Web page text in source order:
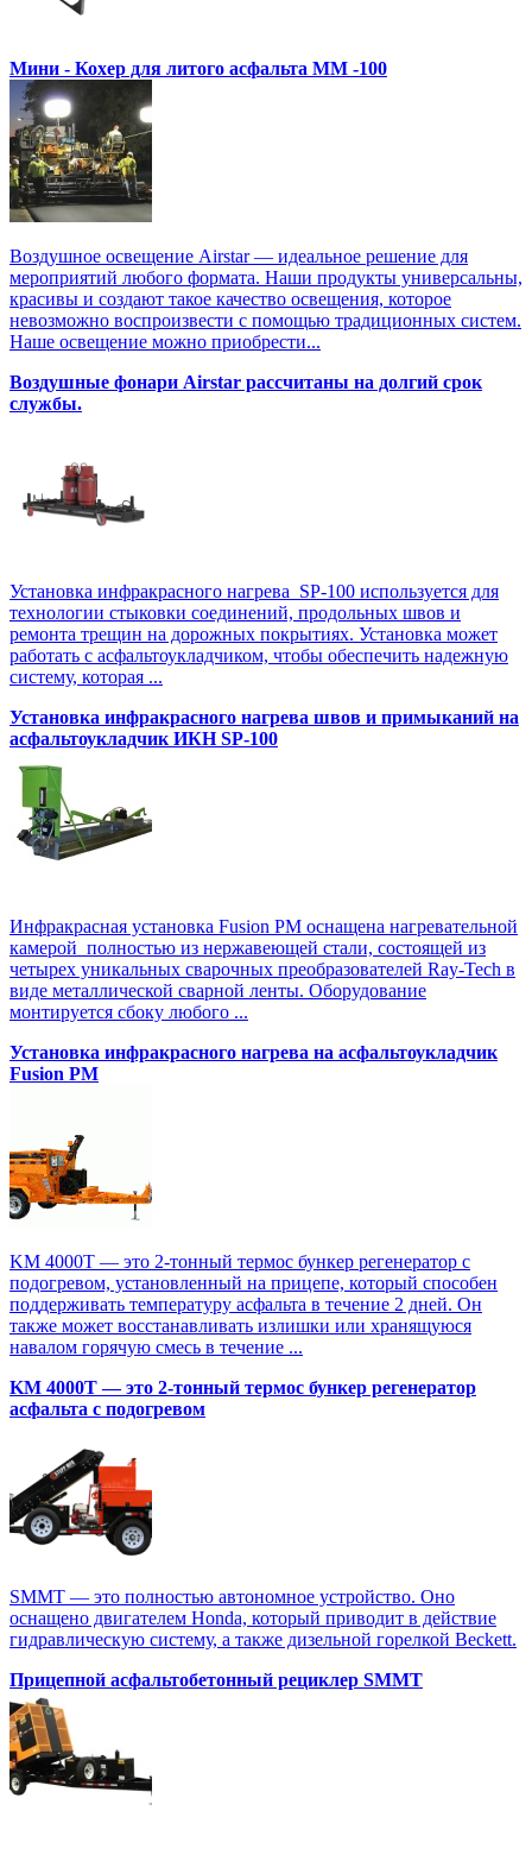
Мини - Кохер для литого асфальта MM -100
Воздушное освещение Airstar — идеальное решение для
мероприятий любого формата. Наши продукты универсальны,
красивы и создают такое качество освещения, которое
невозможно воспроизвести с помощью традиционных систем.
Наше освещение можно приобрести...
Воздушные фонари Airstar рассчитаны на долгий срок
службы.
Установка инфракрасного нагрева SP-100 используется для
технологии стыковки соединений, продольных швов и
ремонта трещин на дорожных покрытиях. Установка может
работать с асфальтоукладчиком, чтобы обеспечить надежную
систему, которая ...
Установка инфракрасного нагрева швов и примыканий на
асфальтоукладчик ИКН SP-100
Инфракрасная установка Fusion PM оснащена нагревательной
камерой полностью из нержавеющей стали, состоящей из
четырех уникальных сварочных преобразователей Ray-Tech в
виде металлической сварной ленты. Оборудование
монтируется сбоку любого ...
Установка инфракрасного нагрева на асфальтоукладчик
Fusion PM
KM 4000T — это 2-тонный термос бункер регенератор с
подогревом, установленный на прицепе, который способен
поддерживать температуру асфальта в течение 2 дней. Он
также может восстанавливать излишки или хранящуюся
навалом горячую смесь в течение ...
KM 4000T — это 2-тонный термос бункер регенератор
асфальта с подогревом
SMMT — это полностью автономное устройство. Оно
оснащено двигателем Honda, который приводит в действие
гидравлическую систему, а также дизельной горелкой Beckett.
Прицепной асфальтобетонный рециклер SMMT